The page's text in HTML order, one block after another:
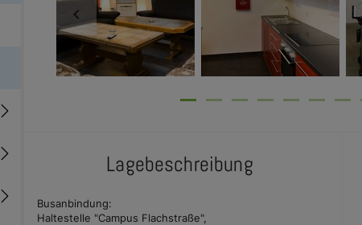
Lagebeschreibung
Busanbindung:
Haltestelle "Campus Flachstraße",
Toggle Dropdown
Toggle Dropdown
Toggle Dropdown